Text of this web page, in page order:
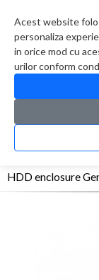
Acest website
personaliza
in orice mod cu
urilor conform
CATALOG
HDD enclosure